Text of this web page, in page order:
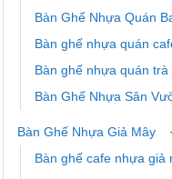
Bàn Ghế Nhựa Quán
Bàn ghế nhựa quán
Bàn ghế nhựa quán trà
Bàn Ghế Nhựa Sân
Bàn Ghế Nhựa Giả Mây
Bàn ghế cafe nhựa giả